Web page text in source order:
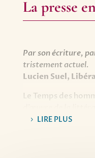
La presse
Par son écriture,
tristement actuel.
Lucien Suel,
Le Temps des
siècle, en même
LIRE PLUS